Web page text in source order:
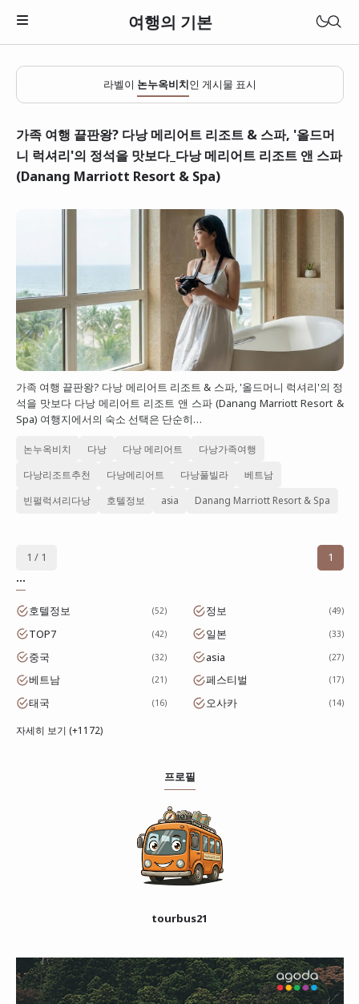
여행의 기본
일본
베트남
태국
대만
프랑스
라벨이 논누옥비치인 게시물 표시
가족 여행 끝판왕? 다낭 메리어트 리조트 & 스파, '올드머
니 럭셔리'의 정석을 맛보다_다낭 메리어트 리조트 앤 스파
(Danang Marriott Resort & Spa)
가족 여행 끝판왕? 다낭 메리어트 리조트 & 스파, '올드머니 럭셔리'의 정
석을 맛보다 다낭 메리어트 리조트 앤 스파 (Danang Marriott Resort &
Spa) 여행지에서의 숙소 선택은 단순히…
논누옥비치 다낭 다낭 메리어트 다낭가족여행
다낭리조트추천 다낭메리어트 다낭풀빌라 베트남
빈펄럭셔리다낭 호텔정보 asia Danang Marriott Resort & Spa
1 / 1
1
...
호텔정보 52 정보 49
TOP7 42 일본 33
중국 32 asia 27
베트남 21 페스티벌 17
태국 16 오사카 14
자세히 보기 (+1172)
프로필
tourbus21